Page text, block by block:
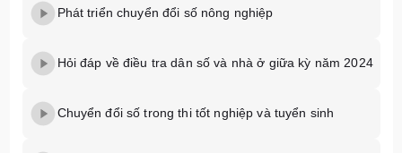
Phát triển chuyển đổi số nông nghiệp
Hỏi đáp về điều tra dân số và nhà ở giữa kỳ năm 2024
Chuyển đổi số trong thi tốt nghiệp và tuyển sinh